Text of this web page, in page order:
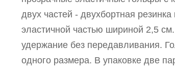
двух частей - двухбортная
эластичной частью шириной 2,5
удержание без передавливания.
одного размера. В упаковке две